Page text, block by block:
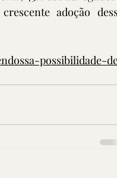
adoção
possibilidade-